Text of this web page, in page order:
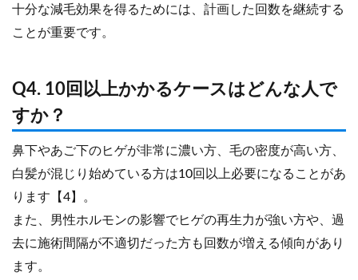
十分な減毛効果を得るためには、計画した回数を継続する
ことが重要です。
Q4. 10回以上かかるケースはどんな人で
すか？
鼻下やあご下のヒゲが非常に濃い方、毛の密度が高い方、
白髪が混じり始めている方は10回以上必要になることがあ
ります【4】。
また、男性ホルモンの影響でヒゲの再生力が強い方や、過
去に施術間隔が不適切だった方も回数が増える傾向があり
ます。